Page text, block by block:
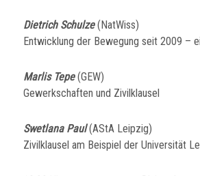
Dietrich Schulze(NatWiss)
Entwicklung der Bewegung seit 2009 –
Marlis Tepe(GEW)
Gewerkschaften und Zivilklausel
Swetlana Paul(AStA Leipzig)
Zivilklausel am Beispiel der Universität